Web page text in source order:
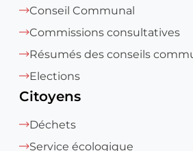
Conseil Communal
Commissions consultatives
Résumés des conseils
Elections
Citoyens
Déchets
Service écologique